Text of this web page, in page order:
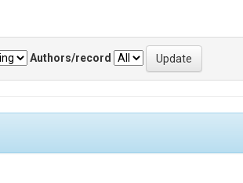
Authors/record